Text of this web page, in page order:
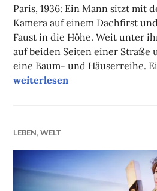
Paris, 1936: Ein Mann sitzt mit
Kamera auf einem Dachfirst
Faust in die Höhe. Weit unter
auf beiden Seiten einer Straße
eine Baum- und Häuserreihe.
Campuskolumne
weiterlesen
LEBEN,WELT